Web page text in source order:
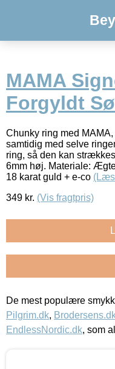
MAMA
Forgyldt
Chunky ring med
samtidig med selve
ring, så den kan
6mm høj. Materiale:
18 karat guld + e-co
349 kr. (Vis fragtpris)
De mest populære
Pilgrim.dk,
EndlessNordic.dk, som